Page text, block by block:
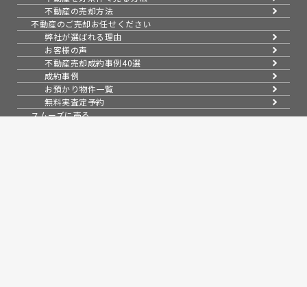
不動産の売却方法
不動産のご売却お任せください
弊社が選ばれる理由
お客様の声
不動産売却成約事例40選
成約事例
お預かり物件一覧
無料実査定予約
スムーズに売る